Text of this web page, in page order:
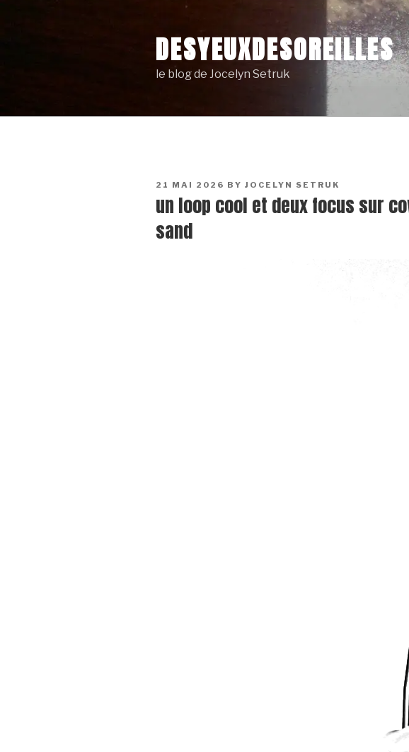
DESYEUXDESOREILLES
le blog de Jocelyn Setruk
POSTED
21 MAI 2026 BY JOCELYN SETRUK
un loop cool et deux focus sur
sand